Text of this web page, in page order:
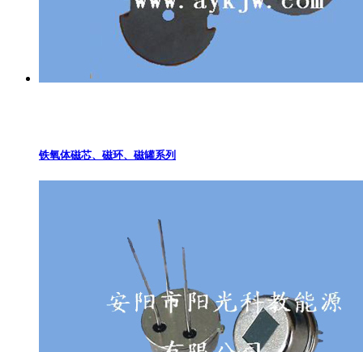
铁氧体磁芯、磁环、磁罐系列